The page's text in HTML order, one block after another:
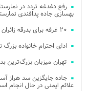
رفع دغدغه تردد در
بهسازی جاده پدافندی
۲۰ غرفه برای بدرقه زائران آقای شهید ایران در مسیر طریق الرضا برپا شد
ادای احترام خانواده
تهران میزبان بزرگ‌ترین
جاده جایگزین سد هراز
علائم ایمنی در حال انجام